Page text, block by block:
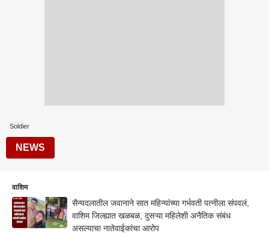
Soldier
NEWS
वाशिम
सैन्यदलातील जवानाने सात महिन्यांच्या गर्भवती पत्नीला संपवलं,
वाशिम जिल्ह्यात खळबळ, दुसऱ्या महिलेशी अनैतिक संबंध
असल्याचा नातेवाईकांचा आरोप